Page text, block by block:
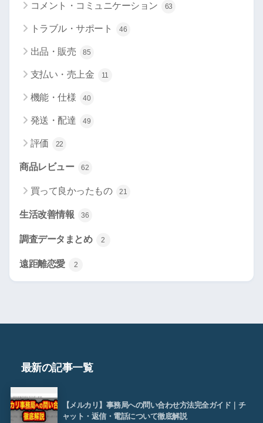
コメント・コミュニケーション 63
トラブル・サポート 46
出品・販売 85
支払い・売上金 11
機能・仕様 40
発送・配達 49
評価 22
商品レビュー 62
買って良かったもの 21
生活改善情報 36
調査データまとめ 2
遠距離恋愛 2
最新の記事一覧
【メルカリ】事務局への問い合わせ方法完全ガイド｜チ
ャット・返信・電話について徹底解説